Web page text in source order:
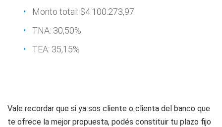
Monto total: $4.100.273,97
TNA: 30,50%
TEA: 35,15%
Vale recordar que si ya sos cliente o clienta del banco que
te ofrece la mejor propuesta, podés constituir tu plazo fijo